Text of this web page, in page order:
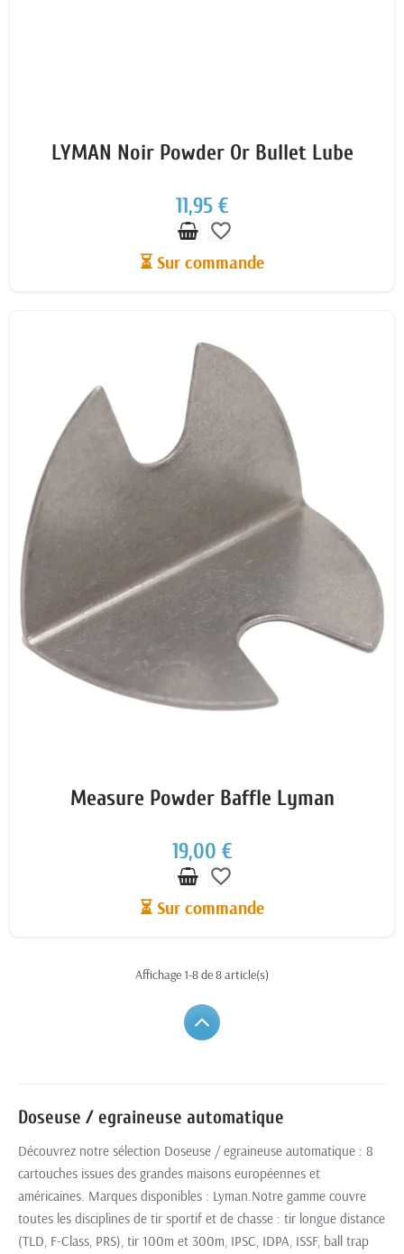
LYMAN Noir Powder Or Bullet Lube
11,95 €
favorite_border
⏳ Sur commande
Measure Powder Baffle Lyman
19,00 €
favorite_border
⏳ Sur commande
Affichage 1-8 de 8 article(s)
Doseuse / egraineuse automatique
Découvrez notre sélection Doseuse / egraineuse automatique : 8
cartouches issues des grandes maisons européennes et
américaines. Marques disponibles : Lyman.Notre gamme couvre
toutes les disciplines de tir sportif et de chasse : tir longue distance
(TLD, F-Class, PRS), tir 100m et 300m, IPSC, IDPA, ISSF, ball trap